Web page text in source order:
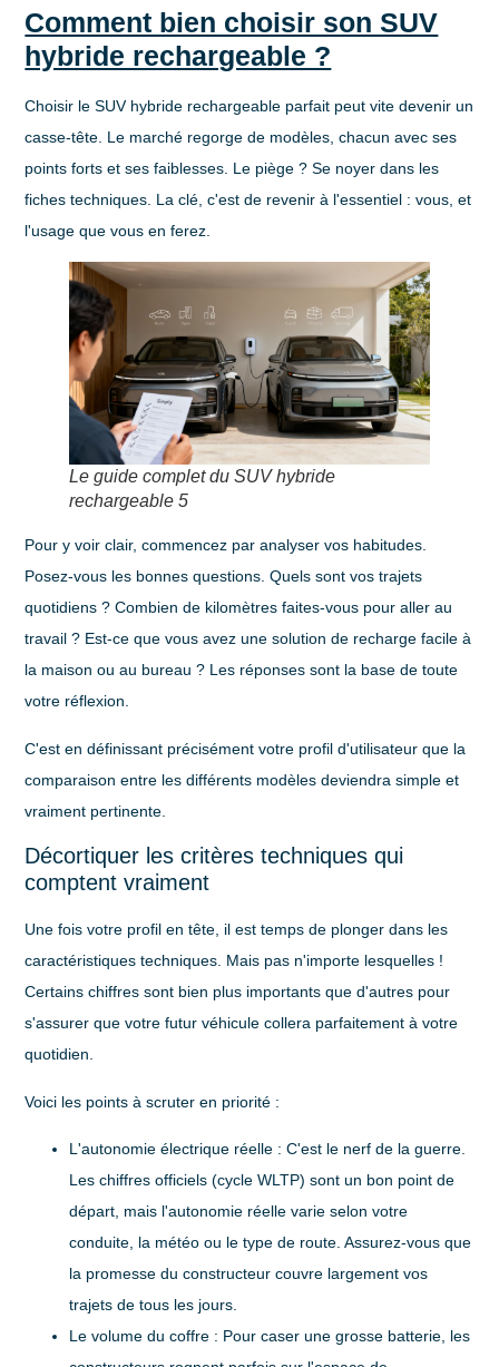
Comment bien choisir son SUV
hybride rechargeable ?
Choisir leSUV hybride rechargeable parfait peut vite devenir un
casse-tête. Le marché regorge de modèles, chacun avec ses
points forts et ses faiblesses. Le piège ? Se noyer dans les
fiches techniques. La clé, c'est de revenir à l'essentiel : vous, et
l'usage que vous en ferez.
Le guide complet du SUV hybride
rechargeable 5
Pour y voir clair, commencez par analyser vos habitudes.
Posez-vous les bonnes questions. Quels sont vos trajets
quotidiens ? Combien de kilomètres faites-vous pour aller au
travail ? Est-ce que vous avez une solution de recharge facile à
la maison ou au bureau ? Les réponses sont la base de toute
votre réflexion.
C'est en définissant précisément votre profil d'utilisateur que la
comparaison entre les différents modèles deviendra simple et
vraiment pertinente.
Décortiquer les critères techniques qui
comptent vraiment
Une fois votre profil en tête, il est temps de plonger dans les
caractéristiques techniques. Mais pas n'importe lesquelles !
Certains chiffres sont bien plus importants que d'autres pour
s'assurer que votre futur véhicule collera parfaitement à votre
quotidien.
Voici les points à scruter en priorité :
L'autonomie électrique réelle : C'est le nerf de la guerre.
Les chiffres officiels (cycle WLTP) sont un bon point de
départ, mais l'autonomie réelle varie selon votre
conduite, la météo ou le type de route. Assurez-vous que
la promesse du constructeur couvre largement vos
trajets de tous les jours.
Le volume du coffre : Pour caser une grosse batterie, les